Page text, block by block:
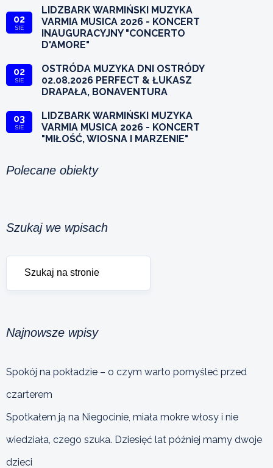
02
SIE
LIDZBARK WARMIŃSKI MUZYKA
VARMIA MUSICA 2026 - KONCERT
INAUGURACYJNY "CONCERTO
D'AMORE"
02
SIE
OSTRÓDA MUZYKA DNI OSTRÓDY
02.08.2026 PERFECT & ŁUKASZ
DRAPAŁA, BONAVENTURA
03
SIE
LIDZBARK WARMIŃSKI MUZYKA
VARMIA MUSICA 2026 - KONCERT
"MIŁOŚĆ, WIOSNA I MARZENIE"
Polecane obiekty
Szukaj we wpisach
Najnowsze wpisy
Spokój na pokładzie – o czym warto pomyśleć przed
czarterem
Spotkałem ją na Niegocinie, miała mokre włosy i nie
wiedziała, czego szuka. Dziesięć lat później mamy dwoje
dzieci